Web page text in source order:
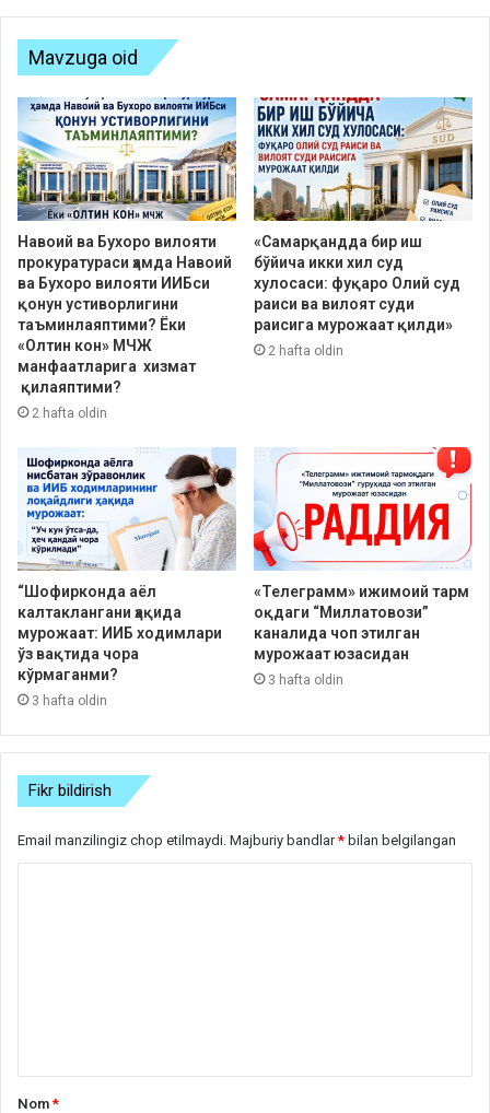
Mavzuga oid
Навоий ва Бухоро вилояти
прокуратураси ҳамда Навоий
ва Бухоро вилояти ИИБси
қонун устиворлигини
таъминлаяптими? Ёки
«Олтин кон» МЧЖ
манфаатларига хизмат
қилаяптими?
2 hafta oldin
«Самарқандда бир иш
бўйича икки хил суд
хулосаси: фуқаро Олий суд
раиси ва вилоят суди
раисига мурожаат қилди»
2 hafta oldin
“Шофирконда аёл
калтаклангани ҳақида
мурожаат: ИИБ ходимлари
ўз вақтида чора
кўрмаганми?
3 hafta oldin
«Телеграмм» ижимоий тарм
оқдаги “Миллатовози”
каналида чоп этилган
мурожаат юзасидан
3 hafta oldin
Fikr bildirish
Email manzilingiz chop etilmaydi. Majburiy bandlar* bilan belgilangan
Nom*